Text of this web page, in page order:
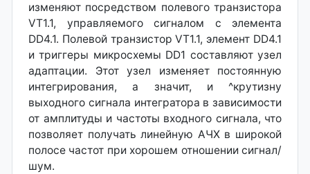
изменяют посредством полевого транзистора
VT1.1, управляемого сигналом с элемента
DD4.1. Полевой транзистор VT1.1, элемент DD4.1
и триггеры микросхемы DD1 составляют узел
адаптации. Этот узел изменяет постоянную
интегрирования, а значит, и ^крутизну
выходного сигнала интегратора в зависимости
от амплитуды и частоты входного сигнала, что
позволяет получать линейную АЧХ в широкой
полосе частот при хорошем отношении сигнал/
шум.